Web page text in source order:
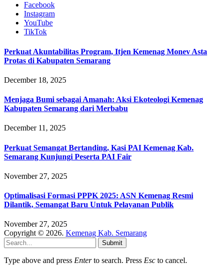
Facebook
Instagram
YouTube
TikTok
Perkuat Akuntabilitas Program, Itjen Kemenag Monev Asta
Protas di Kabupaten Semarang
December 18, 2025
Menjaga Bumi sebagai Amanah: Aksi Ekoteologi Kemenag
Kabupaten Semarang dari Merbabu
December 11, 2025
Perkuat Semangat Bertanding, Kasi PAI Kemenag Kab.
Semarang Kunjungi Peserta PAI Fair
November 27, 2025
Optimalisasi Formasi PPPK 2025: ASN Kemenag Resmi
Dilantik, Semangat Baru Untuk Pelayanan Publik
November 27, 2025
Copyright © 2026. Kemenag Kab. Semarang
Submit
Type above and press Enterto search. Press Esc to cancel.